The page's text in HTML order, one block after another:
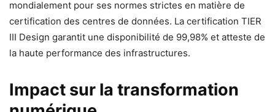
mondialement pour ses normes strictes en matière de
certification des centres de données. La certification TIER
III Design garantit une disponibilité de 99,98% et atteste de
la haute performance des infrastructures.
Impact sur la transformation